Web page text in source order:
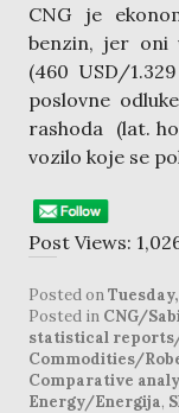
CNG je
benzin, jer oni
(460 USD/
poslovne
rashoda (lat.
vozilo koje se
Post Views:
Posted on
Posted in CNG/
statistical
Commodities/
Comparative
Energy/Energija,